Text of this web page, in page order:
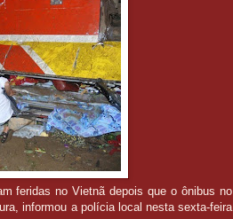
feridas no Vietnã depois que o ônibus no
informou a polícia local nesta sexta-feira